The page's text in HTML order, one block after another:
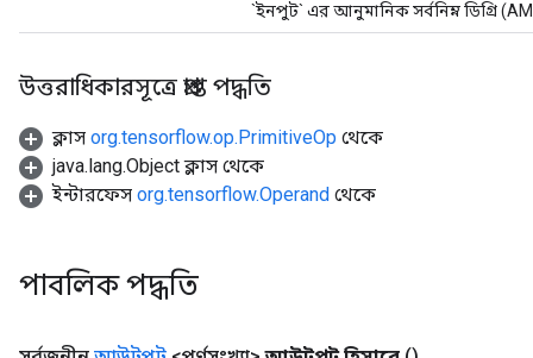
`ইনপুট` এর আনুমানিক সর্বনিম্ন ডিগ্রি
উত্তরাধিকারসূত্রে প্রাপ্ত পদ্ধতি
ক্লাস org.tensorflow.op.PrimitiveOp থেকে
java.lang.Object ক্লাস থেকে
ইন্টারফেস org.tensorflow.Operand থেকে
পাবলিক পদ্ধতি